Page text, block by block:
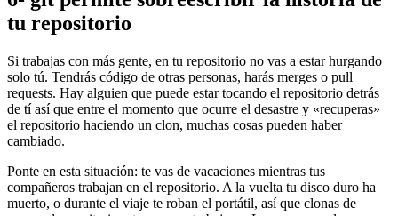
tu repositorio
Si trabajas con más gente, en tu repositorio no vas a estar hurgando
solo tú. Tendrás código de otras personas, harás merges o pull
requests. Hay alguien que puede estar tocando el repositorio detrás
de tí así que entre el momento que ocurre el desastre y «recuperas»
el repositorio haciendo un clon, muchas cosas pueden haber
cambiado.
Ponte en esta situación: te vas de vacaciones mientras tus
compañeros trabajan en el repositorio. A la vuelta tu disco duro ha
muerto, o durante el viaje te roban el portátil, así que clonas de